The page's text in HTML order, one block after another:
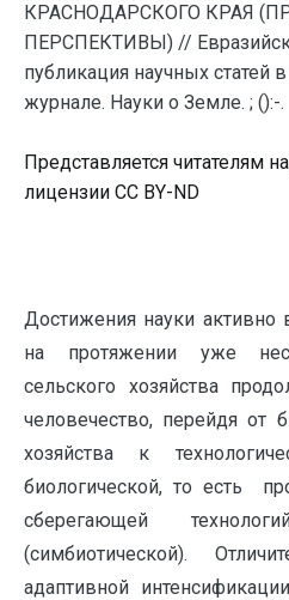
КРАСНОДАРСКОГО КРАЯ
ПЕРСПЕКТИВЫ) //
публикация научных статей
журнале. Науки о Земле. ; ():-.
Представляется читателям
лицензии CC BY-ND
Достижения науки активно
на протяжении уже
сельского хозяйства
человечество, перейдя от
хозяйства к
биологической, то есть
сберегающей
(симбиотической).
адаптивной